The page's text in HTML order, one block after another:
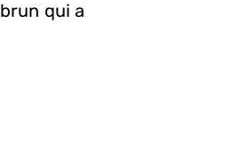
brun qui a